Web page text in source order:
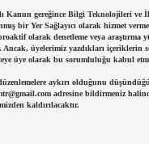
Kanun gereğince Bilgi Teknolojileri
bir Yer Sağlayıcı olarak hizmet
olarak denetleme veya araştırma
Ancak, üyelerimiz yazdıkları içeriklerin
üye olarak bu sorumluluğu kabul
aykırı olduğunu
adresine bildirmeniz
kaldırılacaktır.